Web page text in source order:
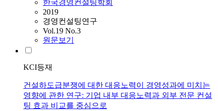
한국경영컨설팅학회
2019
경영컨설팅연구
Vol.19 No.3
원문보기
KCI등재
건설하도급분쟁에 대한 대응노력이 경영성과에 미치는
영향에 관한 연구: 기업 내부 대응노력과 외부 전문 컨설
팅 효과 비교를 중심으로